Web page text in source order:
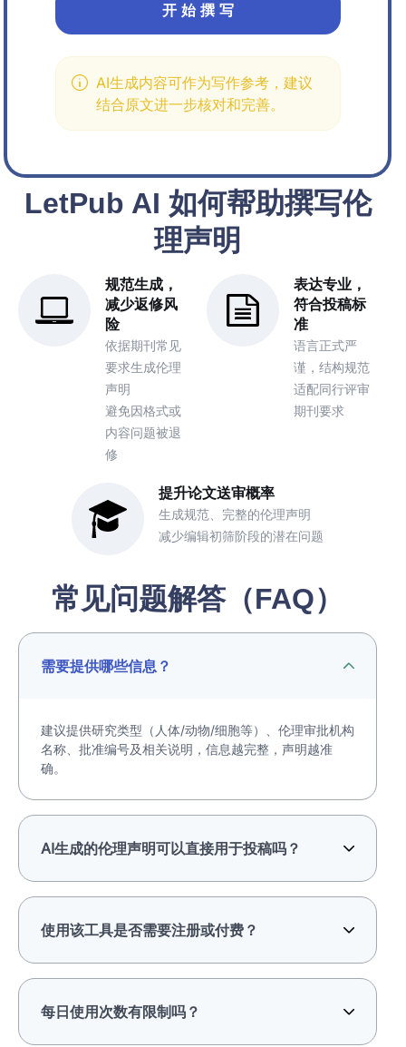
开 始 撰 写
AI生成内容可作为写作参考，建议
结合原文进一步核对和完善。
LetPub AI 如何帮助撰写伦
理声明
规范生成，
减少返修风
险
依据期刊常见
要求生成伦理
声明
避免因格式或
内容问题被退
修
表达专业，
符合投稿标
准
语言正式严
谨，结构规范
适配同行评审
期刊要求
提升论文送审概率
生成规范、完整的伦理声明
减少编辑初筛阶段的潜在问题
常见问题解答（FAQ）
需要提供哪些信息？
建议提供研究类型（人体/动物/细胞等）、伦理审批机构
名称、批准编号及相关说明，信息越完整，声明越准
确。
AI生成的伦理声明可以直接用于投稿吗？
使用该工具是否需要注册或付费？
每日使用次数有限制吗？